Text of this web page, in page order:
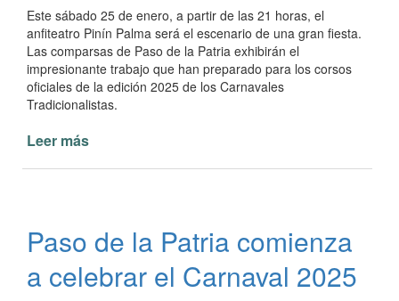
Este sábado 25 de enero, a partir de las 21 horas, el
anfiteatro Pinín Palma será el escenario de una gran fiesta.
Las comparsas de Paso de la Patria exhibirán el
impresionante trabajo que han preparado para los corsos
oficiales de la edición 2025 de los Carnavales
Tradicionalistas.
Leer más
de
la
Patria
Paso de la Patria comienza
a celebrar el Carnaval 2025